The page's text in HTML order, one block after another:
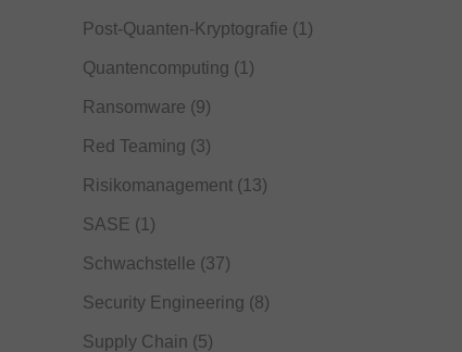
Post-Quanten-Kryptografie (1)
Quantencomputing (1)
Ransomware (9)
Red Teaming (3)
Risikomanagement(13)
SASE (1)
Schwachstelle (37)
Security Engineering (8)
Supply Chain (5)